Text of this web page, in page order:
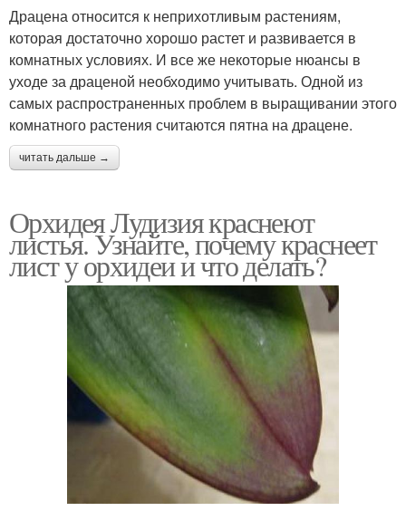
Драцена относится к неприхотливым растениям,
которая достаточно хорошо растет и развивается в
комнатных условиях. И все же некоторые нюансы в
уходе за драценой необходимо учитывать. Одной из
самых распространенных проблем в выращивании этого
комнатного растения считаются пятна на драцене.
читать дальше →
Орхидея Лудизия краснеют
листья. Узнайте, почему краснеет
лист у орхидеи и что делать?